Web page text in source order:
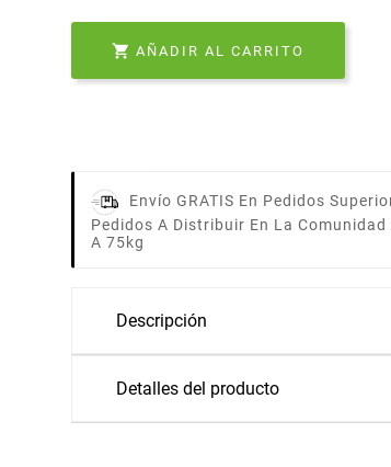
 AÑADIR AL CARRITO
Envío GRATIS En Pedidos
Pedidos A Distribuir En La
A 75kg
Descripción
Detalles del producto